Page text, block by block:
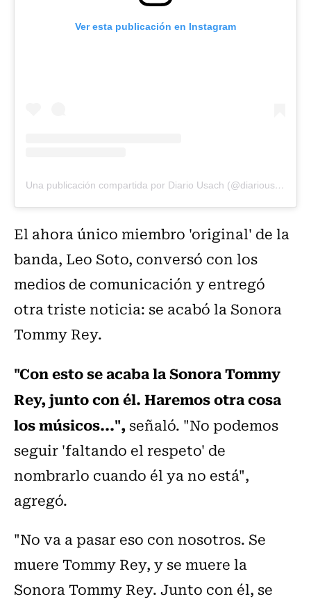
Ver esta publicación en Instagram
Una publicación compartida por Diario Usach (@diariousach)
El ahora único miembro 'original' de la
banda, Leo Soto, conversó con los
medios de comunicación y entregó
otra triste noticia: se acabó la Sonora
Tommy Rey.
"Con esto se acaba la Sonora Tommy
Rey, junto con él. Haremos otra cosa
los músicos...",señaló. "No podemos
seguir 'faltando el respeto' de
nombrarlo cuando él ya no está",
agregó.
"No va a pasar eso con nosotros. Se
muere Tommy Rey, y se muere la
Sonora Tommy Rey. Junto con él, se